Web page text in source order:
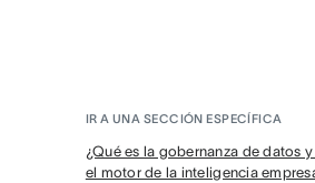
IR A UNA SECCIÓN ESPECÍFICA
¿Qué es la gobernanza de datos
el motor de la inteligencia